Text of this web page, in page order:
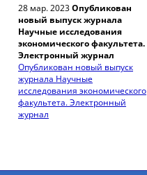
28 мар. 2023Опубликован
новый выпуск журнала
Научные исследования
экономического факультета.
Электронный журнал
Опубликован новый выпуск
журнала Научные
исследования экономического
факультета. Электронный
журнал